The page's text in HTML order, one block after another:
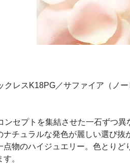
クレスK18PG／サファイア（ノ
ンセプトを集結させた一石ずつ
ナチュラルな発色が麗しい選び
点物のハイジュエリー。色とり
。